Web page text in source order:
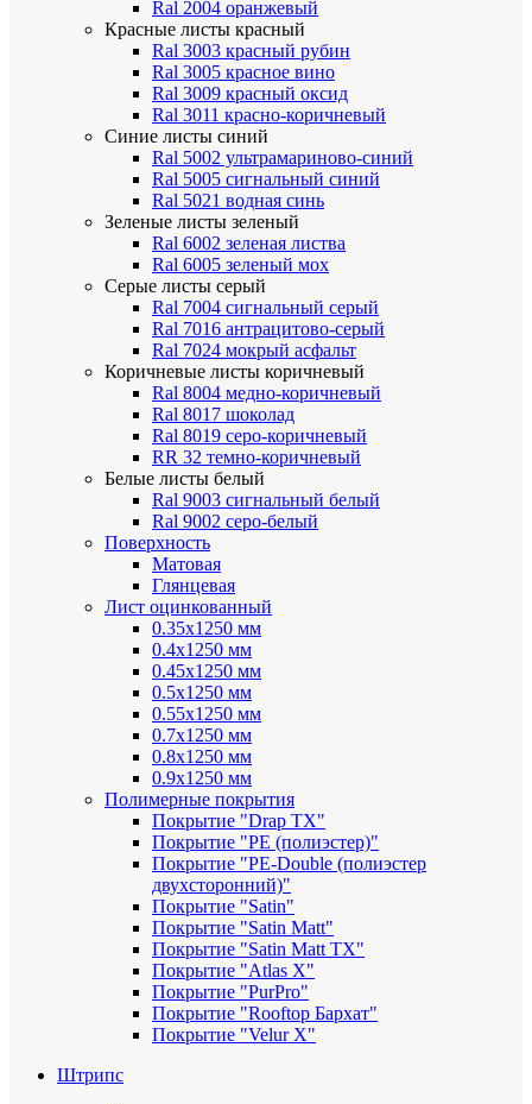
Ral 2004 оранжевый
Красные листы красный
Ral 3003 красный рубин
Ral 3005 красное вино
Ral 3009 красный оксид
Ral 3011 красно-коричневый
Синие листы синий
Ral 5002 ультрамариново-синий
Ral 5005 сигнальный синий
Ral 5021 водная синь
Зеленые листы зеленый
Ral 6002 зеленая листва
Ral 6005 зеленый мох
Серые листы серый
Ral 7004 сигнальный серый
Ral 7016 антрацитово-серый
Ral 7024 мокрый асфальт
Коричневые листы коричневый
Ral 8004 медно-коричневый
Ral 8017 шоколад
Ral 8019 серо-коричневый
RR 32 темно-коричневый
Белые листы белый
Ral 9003 сигнальный белый
Ral 9002 серо-белый
Поверхность
Матовая
Глянцевая
Лист оцинкованный
0.35х1250 мм
0.4х1250 мм
0.45х1250 мм
0.5х1250 мм
0.55х1250 мм
0.7х1250 мм
0.8х1250 мм
0.9х1250 мм
Полимерные покрытия
Покрытие "Drap TX"
Покрытие "PE (полиэстер)"
Покрытие "PE-Double (полиэстер
двухсторонний)"
Покрытие "Satin"
Покрытие "Satin Мatt"
Покрытие "Satin Matt TX"
Покрытие "Atlas X"
Покрытие "PurPro"
Покрытие "Rooftop Бархат"
Покрытие "Velur X"
Штрипс